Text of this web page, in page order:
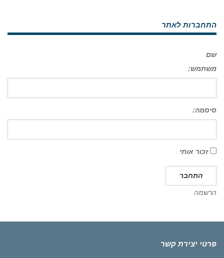
התחברות לאתר
שם
משתמש:
סיסמה:
זכור אותי
התחבר
הרשמה
פרטי יצירת קשר